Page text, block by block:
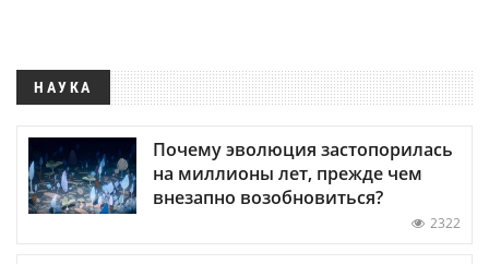
НАУКА
Почему эволюция застопорилась
на миллионы лет, прежде чем
внезапно возобновиться?
2322